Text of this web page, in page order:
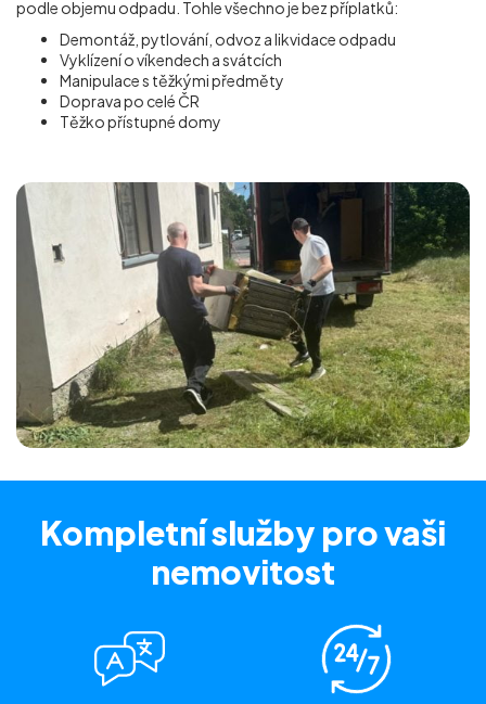
podle objemu odpadu. Tohle všechno je bez příplatků:
Demontáž, pytlování, odvoz a likvidace odpadu
Vyklízení o víkendech a svátcích
Manipulace s těžkými předměty
Doprava po celé ČR
Těžko přístupné domy
Kompletní služby pro vaši
nemovitost